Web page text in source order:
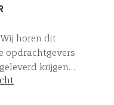
horen dit
opdrachtgevers
krijgen.
ook graag